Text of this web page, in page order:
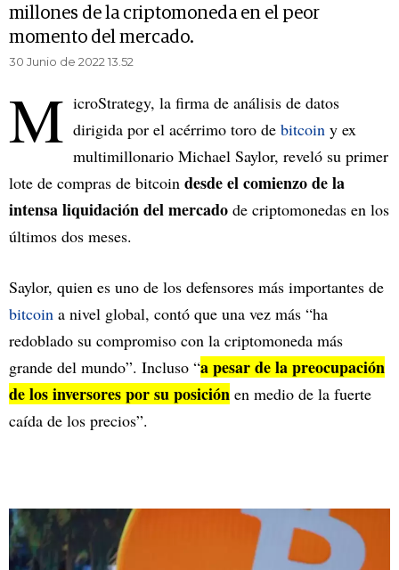
millones de la criptomoneda en el peor
momento del mercado.
30 Junio de 2022 13.52
M icroStrategy, la firma de análisis de datos
dirigida por el acérrimo toro de bitcoin y ex
multimillonario Michael Saylor, reveló su primer
lote de compras de bitcoin desde el comienzo de la
intensa liquidación del mercado de criptomonedas en los
últimos dos meses.
Saylor, quien es uno de los defensores más importantes de
bitcoin a nivel global, contó que una vez más “ha
redoblado su compromiso con la criptomoneda más
grande del mundo”. Incluso “a pesar de la preocupación
de los inversores por su posición en medio de la fuerte
caída de los precios”.